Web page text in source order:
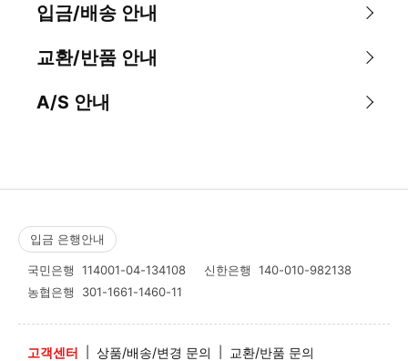
입금/배송 안내
교환/반품 안내
A/S 안내
입금 은행안내
국민은행 114001-04-134108 신한은행 140-010-982138
농협은행 301-1661-1460-11
고객센터 상품/배송/변경 문의 교환/반품 문의